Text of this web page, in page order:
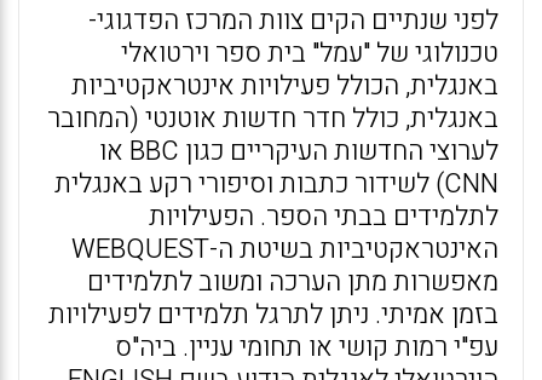
לפני שנתיים הקים צוות המרכז הפדגוגי-
טכנולוגי של "עמל" בית ספר וירטואלי
באנגלית, הכולל פעילויות אינטראקטיביות
באנגלית, כולל חדר חדשות אוטנטי (המחובר
לערוצי החדשות העיקריים כגון BBC או
CNN) לשידור כתבות וסיפורי רקע באנגלית
לתלמידים בבתי הספר. הפעילויות
האינטראקטיביות בשיטת ה-WEBQUEST
מאפשרות מתן הערכה ומשוב לתלמידים
בזמן אמיתי. ניתן לתרגל תלמידים לפעילויות
עפ"י רמות קושי או תחומי עניין. ביה"ס